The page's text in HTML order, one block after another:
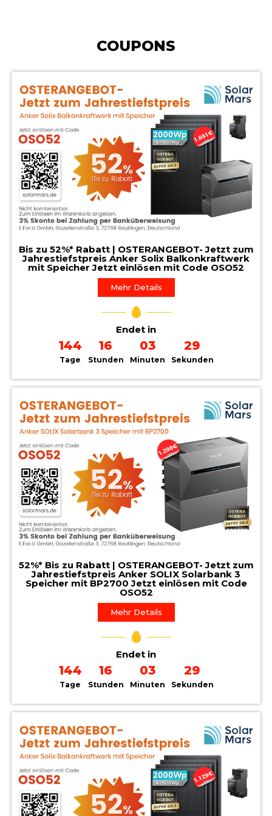
COUPONS
Bis zu 52%* Rabatt | OSTERANGEBOT- Jetzt zum
Jahrestiefstpreis Anker Solix Balkonkraftwerk
mit Speicher Jetzt einlösen mit Code OSO52
Mehr Details
Endet in
144
Tage
16
Stunden
03
Minuten
28
Sekunden
52%* Bis zu Rabatt | OSTERANGEBOT- Jetzt zum
Jahrestiefstpreis Anker SOLIX Solarbank 3
Speicher mit BP2700 Jetzt einlösen mit Code
OSO52
Mehr Details
Endet in
144
Tage
16
Stunden
03
Minuten
28
Sekunden